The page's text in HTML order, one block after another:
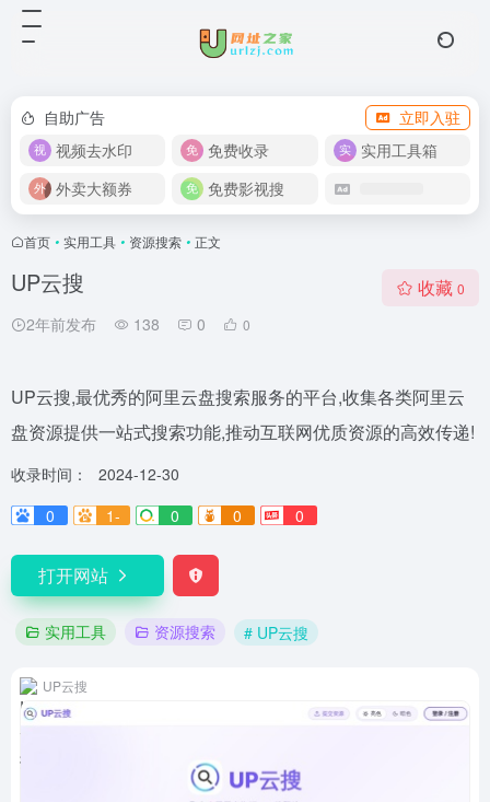
自助广告
立即入驻
视频去水印
免费收录
实用工具箱
外卖大额券
免费影视搜
首页 • 实用工具 • 资源搜索 • 正文
UP云搜
2年前发布 138 0 0
收藏 0
UP云搜,最优秀的阿里云盘搜索服务的平台,收集各类阿里云
盘资源提供一站式搜索功能,推动互联网优质资源的高效传递!
收录时间：
2024-12-30
0
1- 0 0 0
打开网站
实用工具 资源搜索 # UP云搜
UP云搜